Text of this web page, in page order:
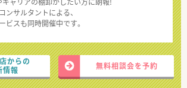
ンサルタントによる、
ビスも同時開催中です。
からの
情報
無料相談会を予約